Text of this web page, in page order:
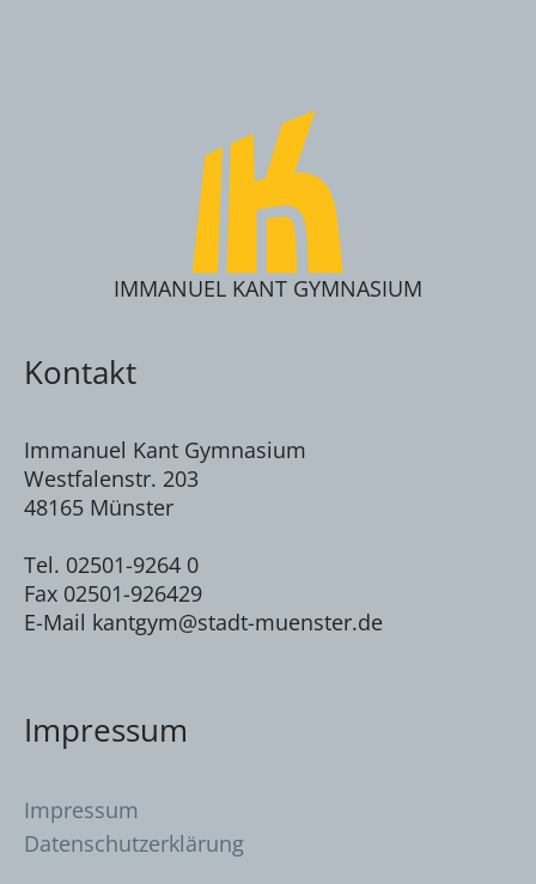
IMMANUEL KANT GYMNASIUM
Kontakt
Immanuel Kant Gymnasium
Westfalenstr. 203
48165 Münster
Tel. 02501-9264 0
Fax 02501-926429
E-Mail kantgym@stadt-muenster.de
Impressum
Impressum
Datenschutzerklärung